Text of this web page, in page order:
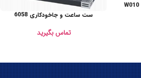
ست ساعت و جاخودکاری 6058
تماس بگیرید